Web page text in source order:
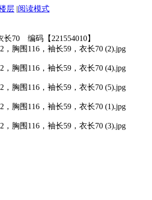
层 |阅读模式
编码【221554010】